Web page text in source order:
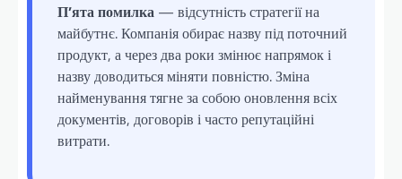
П’ята помилка — відсутність стратегії на
майбутнє. Компанія обирає назву під поточний
продукт, а через два роки змінює напрямок і
назву доводиться міняти повністю. Зміна
найменування тягне за собою оновлення всіх
документів, договорів і часто репутаційні
витрати.